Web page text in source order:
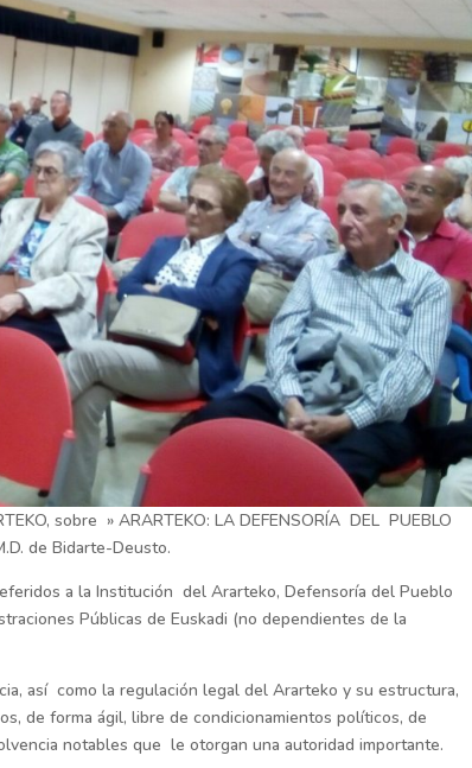
sobre » ARARTEKO: LA DEFENSORÍA DEL PUEBLO
de Bidarte-Deusto.
a la Institución del Ararteko, Defensoría del Pueblo
Públicas de Euskadi (no dependientes de la
así como la regulación legal del Ararteko y su estructura,
de forma ágil, libre de condicionamientos políticos, de
notables que le otorgan una autoridad importante.